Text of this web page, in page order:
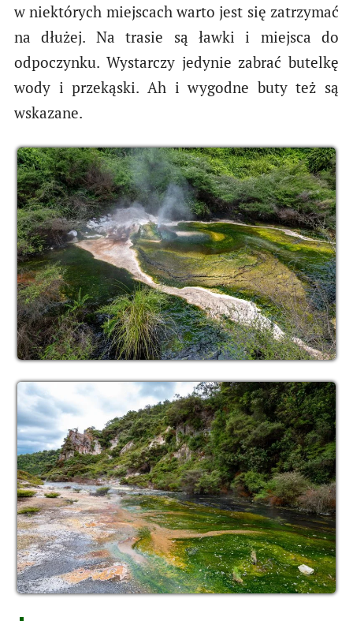
w niektórych miejscach warto jest się zatrzymać
na dłużej. Na trasie są ławki i miejsca do
odpoczynku. Wystarczy jedynie zabrać butelkę
wody i przekąski. Ah i wygodne buty też są
wskazane.